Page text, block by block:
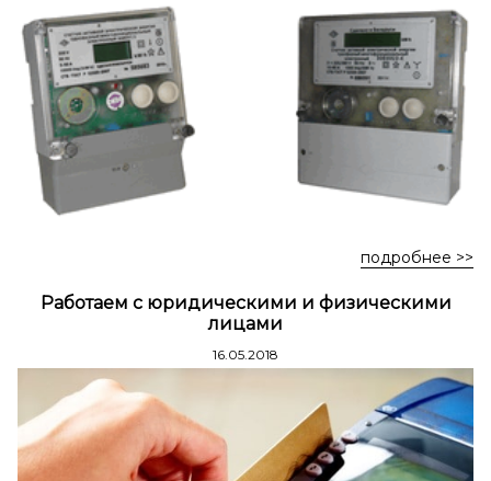
Стремянки стальные
Стремянки двухсторонние стальные
подробнее >>
Работаем с юридическими и физическими
лицами
16.05.2018